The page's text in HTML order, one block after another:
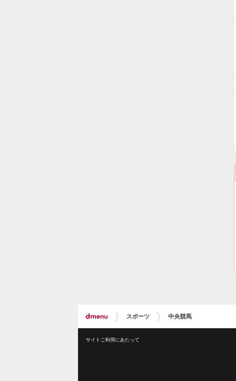
スポーツ 中央競馬
サイトご利用にあたって